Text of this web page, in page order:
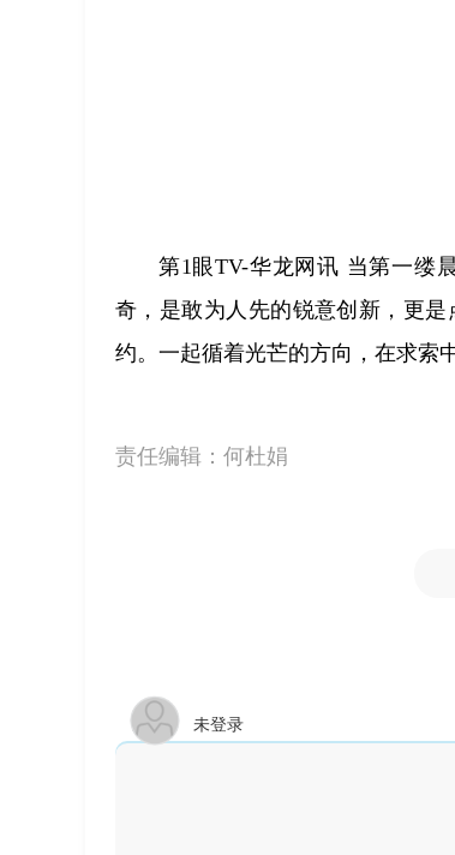
第1眼TV-华龙网讯 当第一缕
奇，是敢为人先的锐意创新，更
约。一起循着光芒的方向，在求索
责任编辑： 何杜娟
未登录